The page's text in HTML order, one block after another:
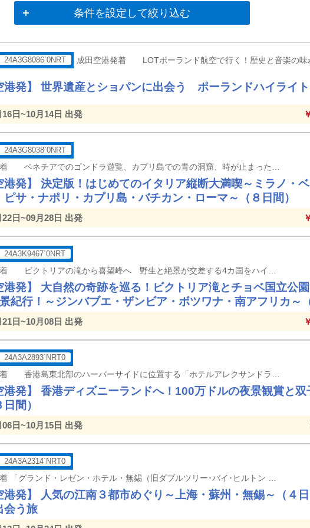
条件を設定して絞り込む
24A3G8086`0NRT 成田空港発着 LOTポーランド航空で行く！歴史と音楽の味
港発】 世界遺産とショパンに出会う ポーランドハイライト
16日~10月14日 出発
24A3G8038`0NRT
港発】 決定版！はじめてのイタリア縦断大満喫～ミラノ・
ピサ・ナポリ・カプリ島・バチカン・ローマ～（８日間）
22日~09月28日 出発
24A3K9467`0NRT
港発】 大自然の奇跡を巡る！ビクトリア滝とチョベ国立公
紀行！～ジンバブエ・ザンビア・ボツワナ・南アフリカ～
21日~10月08日 出発
24A3A2893`NRT0
港発】 香港ディズニーランドへ！100万ドルの夜景観賞と
間）
06日~10月15日 出発
24A3A2314`NRT0
港発】 人気の江南３都市めぐり～上海・蘇州・無錫～（４
会う旅